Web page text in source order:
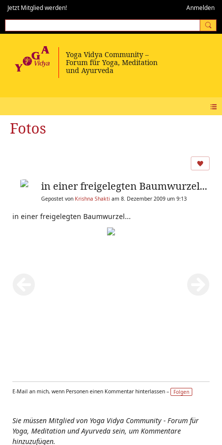
Jetzt Mitglied werden! Anmelden
Fotos
in einer freigelegten Baumwurzel...
Gepostet von Krishna Shakti am 8. Dezember 2009 um 9:13
in einer freigelegten Baumwurzel...
E-Mail an mich, wenn Personen einen Kommentar hinterlassen – Folgen
Sie müssen Mitglied von Yoga Vidya Community - Forum für
Yoga, Meditation und Ayurveda sein, um Kommentare
hinzuzufügen.